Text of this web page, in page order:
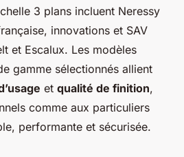
3 plans incluent Neressy
innovations et SAV
et Escalux. Les modèles
gamme sélectionnés allient
et qualité de finition,
comme aux particuliers
performante et sécurisée.